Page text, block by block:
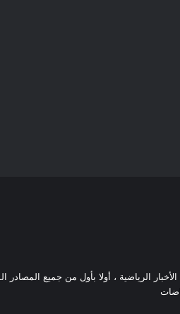
الرياضية ، أولا بأول من جميع المصادر